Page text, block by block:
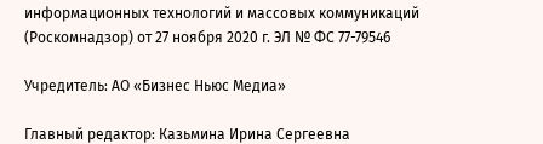
информационных технологий и массовых коммуникаций
(Роскомнадзор) от 27 ноября 2020 г. ЭЛ № ФС 77-79546
Учредитель: АО «Бизнес Ньюс Медиа»
Главный редактор: Казьмина Ирина Сергеевна